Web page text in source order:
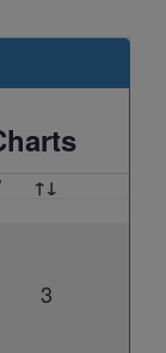
↑↓
3